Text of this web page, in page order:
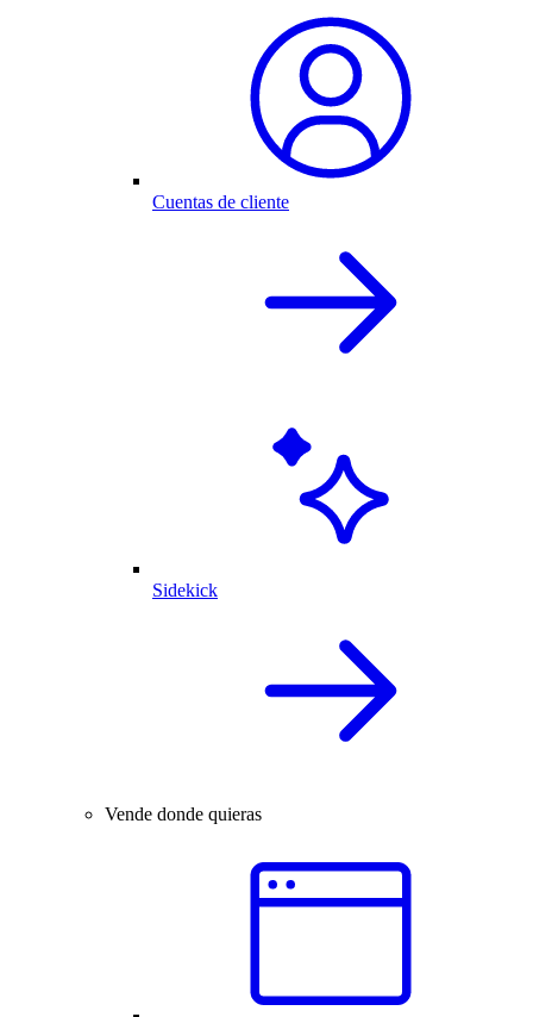
Cuentas de cliente
Sidekick
Vende donde quieras